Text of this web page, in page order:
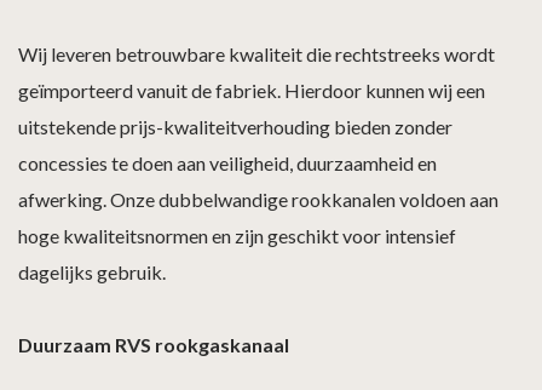
Wij leveren betrouwbare kwaliteit die rechtstreeks wordt
geïmporteerd vanuit de fabriek. Hierdoor kunnen wij een
uitstekende prijs-kwaliteitverhouding bieden zonder
concessies te doen aan veiligheid, duurzaamheid en
afwerking. Onze dubbelwandige rookkanalen voldoen aan
hoge kwaliteitsnormen en zijn geschikt voor intensief
dagelijks gebruik.
Duurzaam RVS rookgaskanaal